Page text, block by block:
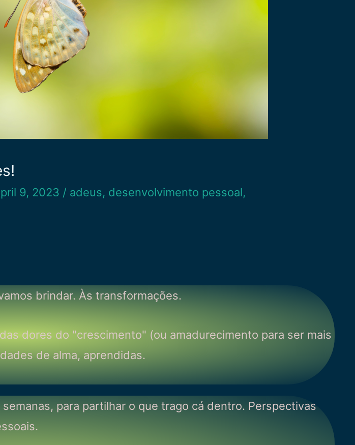
9, 2023 / adeus, desenvolvimento pessoal,
brindar. Às transformações.
dores do "crescimento" (ou amadurecimento para ser mais
de alma, aprendidas.
para partilhar o que trago cá dentro. Perspectivas